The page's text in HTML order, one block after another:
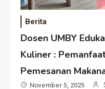
Berita
Dosen UMBY
Kuliner :
Pemesanan
November 5, 2025